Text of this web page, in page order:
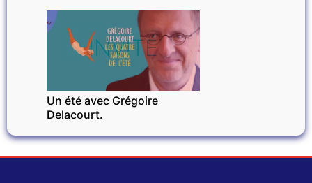
INVITÉ
Un été avec Grégoire
Delacourt.